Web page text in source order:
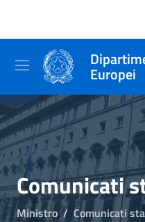
Europei
Comunicati
Ministro Comunicati